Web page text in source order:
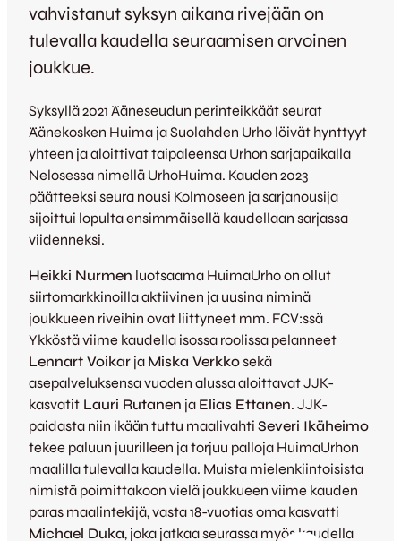
vahvistanut syksyn aikana rivejään on
tulevalla kaudella seuraamisen arvoinen
joukkue.
Syksyllä 2021 Ääneseudun perinteikkäät seurat
Äänekosken Huima ja Suolahden Urho löivät hynttyyt
yhteen ja aloittivat taipaleensa Urhon sarjapaikalla
Nelosessa nimellä UrhoHuima. Kauden 2023
päätteeksi seura nousi Kolmoseen ja sarjanousija
sijoittui lopulta ensimmäisellä kaudellaan sarjassa
viidenneksi.
Heikki Nurmen luotsaama HuimaUrho on ollut
siirtomarkkinoilla aktiivinen ja uusina niminä
joukkueen riveihin ovat liittyneet mm. FCV:ssä
Ykköstä viime kaudella isossa roolissa pelanneet
Lennart Voikar ja Miska Verkkosekä
asepalveluksensa vuoden alussa aloittavat JJK-
kasvatit Lauri Rutanen ja Elias Ettanen. JJK-
paidasta niin ikään tuttu maalivahti Severi Ikäheimo
tekee paluun juurilleen ja torjuu palloja HuimaUrhon
maalilla tulevalla kaudella. Muista mielenkiintoisista
nimistä poimittakoon vielä joukkueen viime kauden
paras maalintekijä, vasta 18-vuotias oma kasvatti
Michael Duka, joka jatkaa seurassa myös kaudella